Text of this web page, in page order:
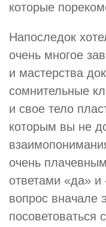
которые
Напоследок
очень многое
и мастерства
сомнительные
и свое тело
которым вы не
очень
ответами «да» и
вопрос вначале